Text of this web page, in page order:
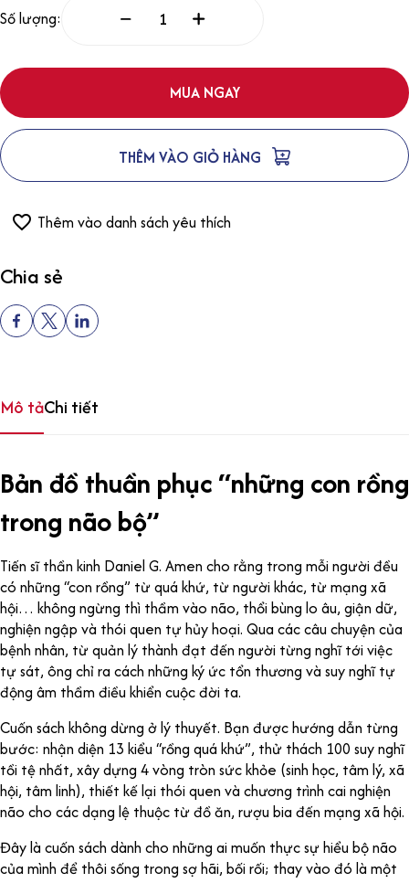
Số lượng:
MUA NGAY
THÊM VÀO GIỎ HÀNG
Thêm vào danh sách yêu thích
Chia sẻ
Mô tảChi tiết
Bản đồ thuần phục “những con rồng
trong não bộ”
Tiến sĩ thần kinh Daniel G. Amen cho rằng trong mỗi người đều
có những “con rồng” từ quá khứ, từ người khác, từ mạng xã
hội… không ngừng thì thầm vào não, thổi bùng lo âu, giận dữ,
nghiện ngập và thói quen tự hủy hoại. Qua các câu chuyện của
bệnh nhân, từ quản lý thành đạt đến người từng nghĩ tới việc
tự sát, ông chỉ ra cách những ký ức tổn thương và suy nghĩ tự
động âm thầm điều khiển cuộc đời ta.
Cuốn sách không dừng ở lý thuyết. Bạn được hướng dẫn từng
bước: nhận diện 13 kiểu “rồng quá khứ”, thử thách 100 suy nghĩ
tồi tệ nhất, xây dựng 4 vòng tròn sức khỏe (sinh học, tâm lý, xã
hội, tâm linh), thiết kế lại thói quen và chương trình cai nghiện
não cho các dạng lệ thuộc từ đồ ăn, rượu bia đến mạng xã hội.
Đây là cuốn sách dành cho những ai muốn thực sự hiểu bộ não
của mình để thôi sống trong sợ hãi, bối rối; thay vào đó là một